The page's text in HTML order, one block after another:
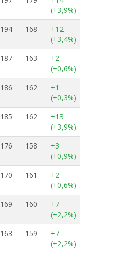
(+3,9%)
194 168
+12
(+3,4%)
187 163
+2
(+0,6%)
186 162
+1
(+0,3%)
185 162
+13
(+3,9%)
176 158
+3
(+0,9%)
170 161
+2
(+0,6%)
169 160
+7
(+2,2%)
163 159
+7
(+2,2%)